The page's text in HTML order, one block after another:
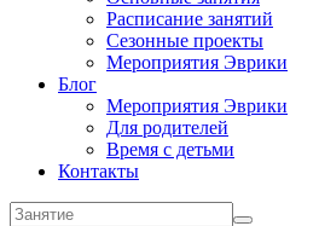
Расписание занятий
Сезонные проекты
Мероприятия Эврики
Блог
Мероприятия Эврики
Для родителей
Время с детьми
Контакты